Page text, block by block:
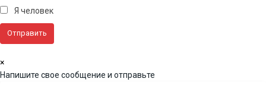
Я человек
×
Напишите свое сообщение и отправьте